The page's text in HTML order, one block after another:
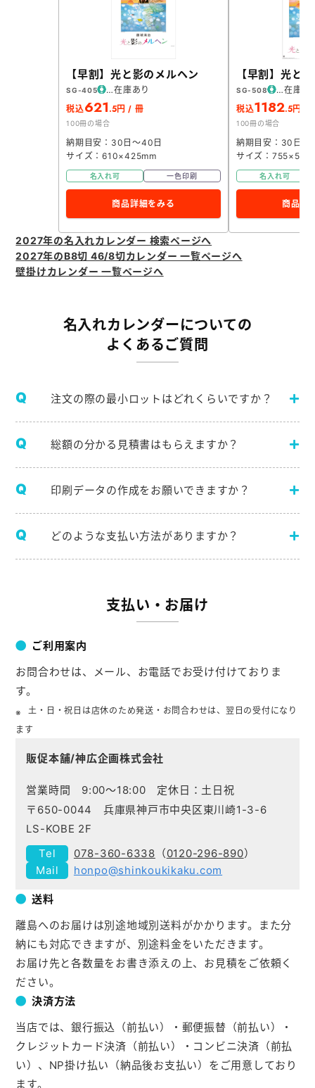
【早割】光と影のメルヘン
SG-405
在庫あり
税込621.5円 / 冊
100冊の場合
納期目安：30日～40日
サイズ：610×425mm
名入れ可 一色印刷
商品詳細をみる
【早割】光と
SG-508
在庫あ
税込1182.5円 /
100冊の場合
納期目安：30日～
サイズ：
名入れ可
商品詳
2027年の名入れカレンダー 検索ページへ
2027年のB8切 46/8切カレンダー 一覧ページへ
壁掛けカレンダー 一覧ページへ
名入れカレンダーについての
よくあるご質問
注文の際の最小ロットはどれくらいですか？
総額の分かる見積書はもらえますか？
印刷データの作成をお願いできますか？
どのような支払い方法がありますか？
支払い・お届け
ご利用案内
お問合わせは、メール、お電話でお受け付けておりま
す。
土・日・祝日は店休のため発送・お問合わせは、翌日の受付になり
ます
販促本舗/神広企画株式会社
営業時間 9:00～18:00 定休日：土日祝
〒650-0044 兵庫県神戸市中央区東川崎1-3-6
LS-KOBE 2F
078-360-6338 （0120-296-890）
honpo@shinkoukikaku.com
送料
離島へのお届けは別途地域別送料がかかります。また分
納にも対応できますが、別途料金をいただきます。
お届け先と各数量をお書き添えの上、お見積をご依頼く
ださい。
決済方法
当店では、銀行振込（前払い）・郵便振替（前払い）・
クレジットカード決済（前払い）・コンビニ決済（前払
い）、NP掛け払い（納品後お支払い）をご用意しており
ます。